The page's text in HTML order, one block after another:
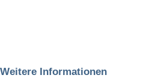
Weitere Informationen